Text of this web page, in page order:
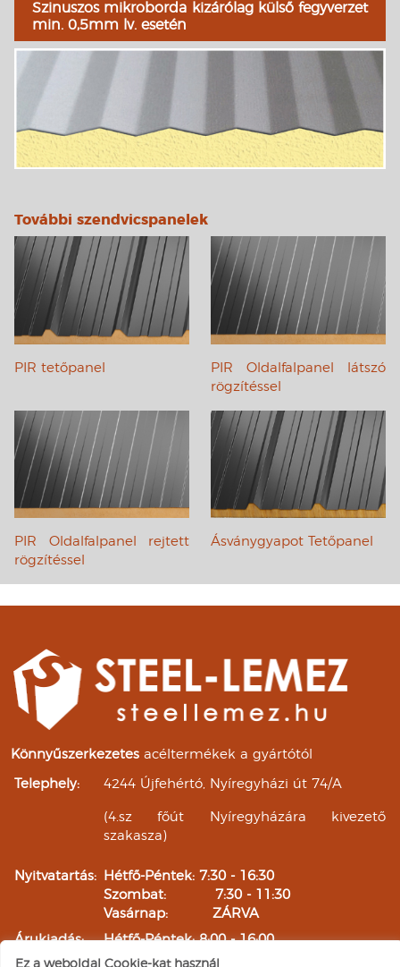
Szinuszos mikroborda kizárólag külső fegyverzet
min. 0,5mm lv. esetén
További szendvicspanelek
PIR tetőpanel
PIR Oldalfalpanel látszó
rögzítéssel
PIR Oldalfalpanel rejtett
rögzítéssel
Ásványgyapot Tetőpanel
Könnyűszerkezetes acéltermékek a gyártótól
Telephely: 4244 Újfehértó, Nyíregyházi út 74/A
(4.sz főút Nyíregyházára kivezető
szakasza)
Nyitvatartás:
Hétfő-Péntek: 7:30 - 16:30
Szombat: 7:30 - 11:30
Vasárnap: ZÁRVA
Árukiadás:
Hétfő-Péntek: 8:00 - 16:00
Szombat: 8:00 - 11:00
Ez a weboldal Cookie-kat használ